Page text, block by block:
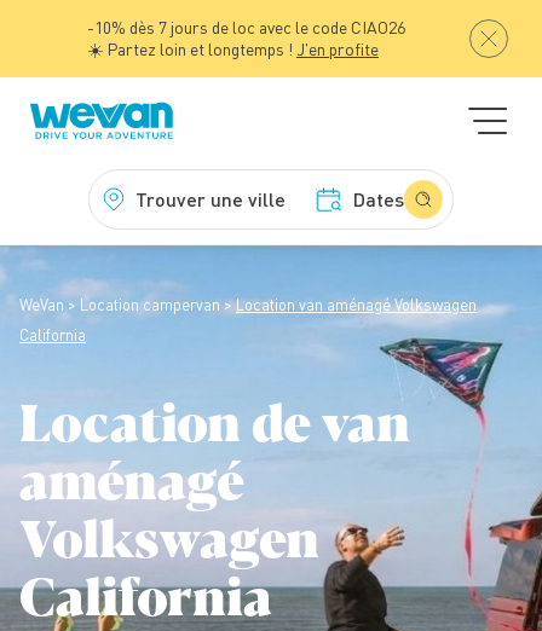
-10% dès 7 jours de loc avec le code CIAO26
☀️ Partez loin et longtemps ! J'en profite
Trouver une ville Dates
WeVan Location campervan
Location van aménagé Volkswagen
California
Location de van
aménagé
Volkswagen
California